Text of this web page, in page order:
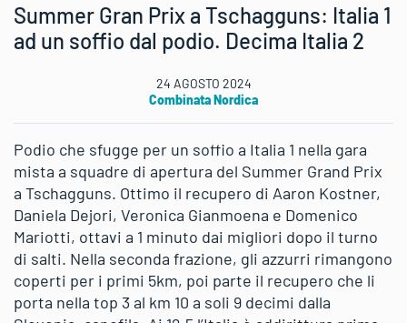
Summer Gran Prix a Tschagguns: Italia 1
ad un soffio dal podio. Decima Italia 2
24 AGOSTO 2024
Combinata Nordica
Podio che sfugge per un soffio a Italia 1 nella gara
mista a squadre di apertura del Summer Grand Prix
a Tschagguns. Ottimo il recupero di Aaron Kostner,
Daniela Dejori, Veronica Gianmoena e Domenico
Mariotti, ottavi a 1 minuto dai migliori dopo il turno
di salti. Nella seconda frazione, gli azzurri rimangono
coperti per i primi 5km, poi parte il recupero che li
porta nella top 3 al km 10 a soli 9 decimi dalla